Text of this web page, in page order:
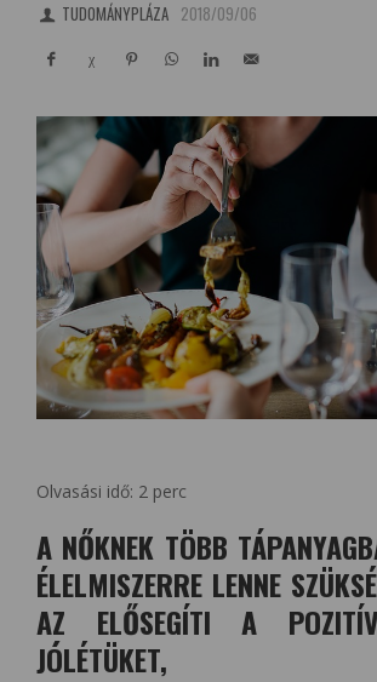
TUDOMÁNYPLÁZA 2018/09/06
Olvasási idő: 2 perc
A NŐKNEK TÖBB
ÉLELMISZERRE LENNE
AZ ELŐSEGÍTI A
JÓLÉTÜKET,